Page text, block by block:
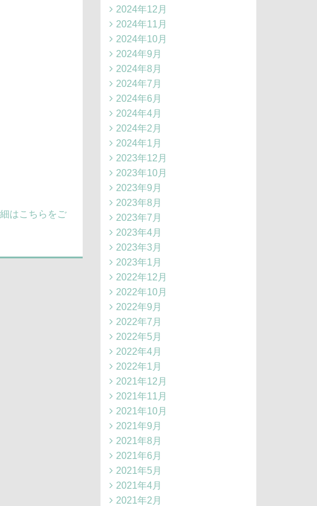
はこちらをご
2024年12月
2024年11月
2024年10月
2024年9月
2024年8月
2024年7月
2024年6月
2024年4月
2024年2月
2024年1月
2023年12月
2023年10月
2023年9月
2023年8月
2023年7月
2023年4月
2023年3月
2023年1月
2022年12月
2022年10月
2022年9月
2022年7月
2022年5月
2022年4月
2022年1月
2021年12月
2021年11月
2021年10月
2021年9月
2021年8月
2021年6月
2021年5月
2021年4月
2021年2月